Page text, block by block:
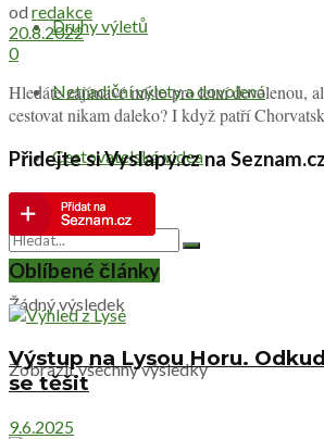
Druhy výletů
Netradiční výlety a dovolená
Cestovatelská videa
Žádný výsledek
Zobrazit všechny výsledky
od redakce
20.8.2022
0
Hledáte zajímavé místo pro letní dovolenou,
cestovat nikam daleko? I když patří
Přidejte si Vyslapy.cz na Seznam.cz
Oblíbené články
Výstup na Lysou Horu.
se těšit
9.6.2025